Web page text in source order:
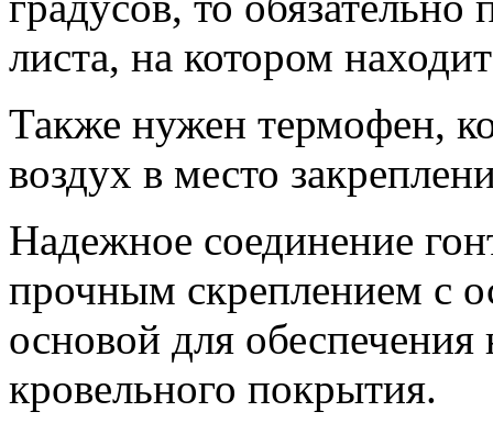
листа, на котором
Также нужен термофен,
воздух в место
Надежное соединение
прочным скреплением с
основой для
кровельного покрытия.